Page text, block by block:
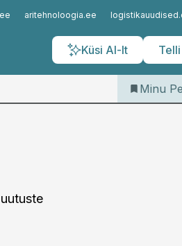
aritehnoloogia.ee
Küsi AI-lt Telli
Telli
Minu